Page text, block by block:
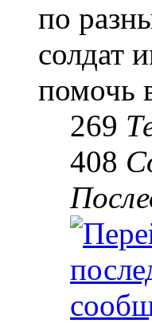
по
солдат
помочь
269
408